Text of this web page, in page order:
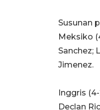
Susunan
Meksiko
Sanchez;
Jimenez.
Inggris
Declan